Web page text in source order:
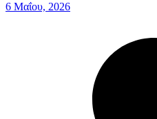
6 Μαΐου, 2026